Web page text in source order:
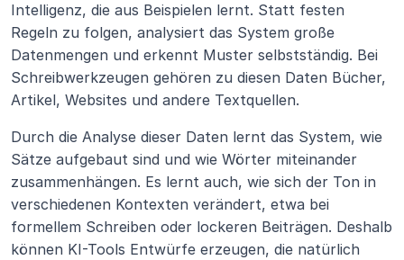
Intelligenz, die aus Beispielen lernt. Statt festen
Regeln zu folgen, analysiert das System große
Datenmengen und erkennt Muster selbstständig. Bei
Schreibwerkzeugen gehören zu diesen Daten Bücher,
Artikel, Websites und andere Textquellen.
Durch die Analyse dieser Daten lernt das System, wie
Sätze aufgebaut sind und wie Wörter miteinander
zusammenhängen. Es lernt auch, wie sich der Ton in
verschiedenen Kontexten verändert, etwa bei
formellem Schreiben oder lockeren Beiträgen. Deshalb
können KI-Tools Entwürfe erzeugen, die natürlich